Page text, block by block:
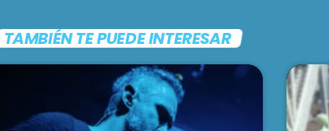
TAMBIÉN TE PUEDE INTERESAR